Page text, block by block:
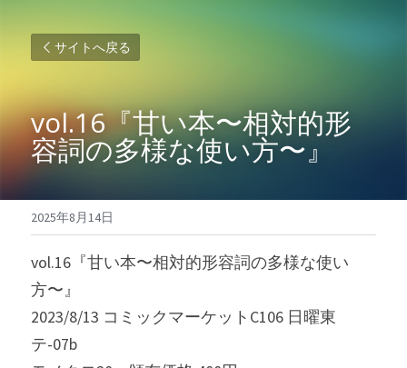
サイトへ戻る
vol.16『甘い本〜相対的形
容詞の多様な使い方〜』
2025年8月14日
vol.16『甘い本〜相対的形容詞の多様な使い
方〜』
2023/8/13 コミックマーケットC106 日曜東
テ-07b